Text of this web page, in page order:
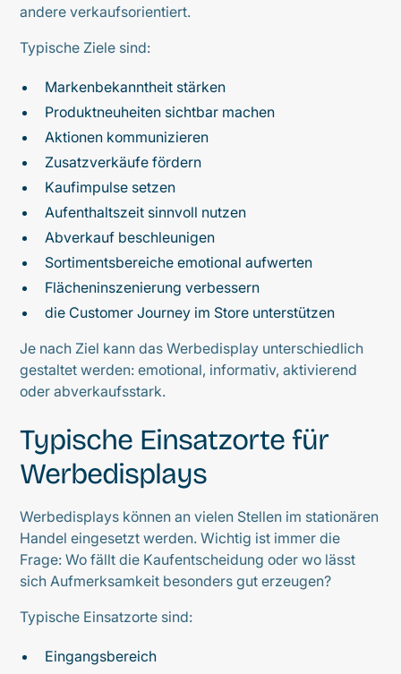
andere verkaufsorientiert.
Typische Ziele sind:
Markenbekanntheit stärken
Produktneuheiten sichtbar machen
Aktionen kommunizieren
Zusatzverkäufe fördern
Kaufimpulse setzen
Aufenthaltszeit sinnvoll nutzen
Abverkauf beschleunigen
Sortimentsbereiche emotional aufwerten
Flächeninszenierung verbessern
die Customer Journey im Store unterstützen
Je nach Ziel kann das Werbedisplay unterschiedlich
gestaltet werden: emotional, informativ, aktivierend
oder abverkaufsstark.
Typische Einsatzorte für
Werbedisplays
Werbedisplays können an vielen Stellen im stationären
Handel eingesetzt werden. Wichtig ist immer die
Frage: Wo fällt die Kaufentscheidung oder wo lässt
sich Aufmerksamkeit besonders gut erzeugen?
Typische Einsatzorte sind:
Eingangsbereich